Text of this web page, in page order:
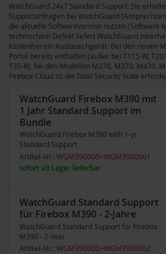
WatchGuard 24x7 Standard Support: Sie
Supportanfragen bei WatchGuard
die aktuelle Softwareversion nutzen (Software
technischem Defekt liefert WatchGuard
kostenfrei ein Austauschgerät. Bei den neuen
Portal bereits enthalten (außer bei T115-W,
T35-R), bei den Modellen M270, M370, M470,
Firebox Cloud ist die Total Security Suite
WatchGuard Firebox M390 mit
1 Jahr Standard Support im
Bundle
WatchGuard Firebox M390 with 1-yr
Standard Support
Artikel-Nr.: WGM390000+WGM3900061
sofort ab Lager lieferbar
WatchGuard Standard Support
für Firebox M390 - 2-Jahre
WatchGuard Standard Support for Firebox
M390 - 2-Year
Artikel-Nr.: WGM390000+WGM3900062